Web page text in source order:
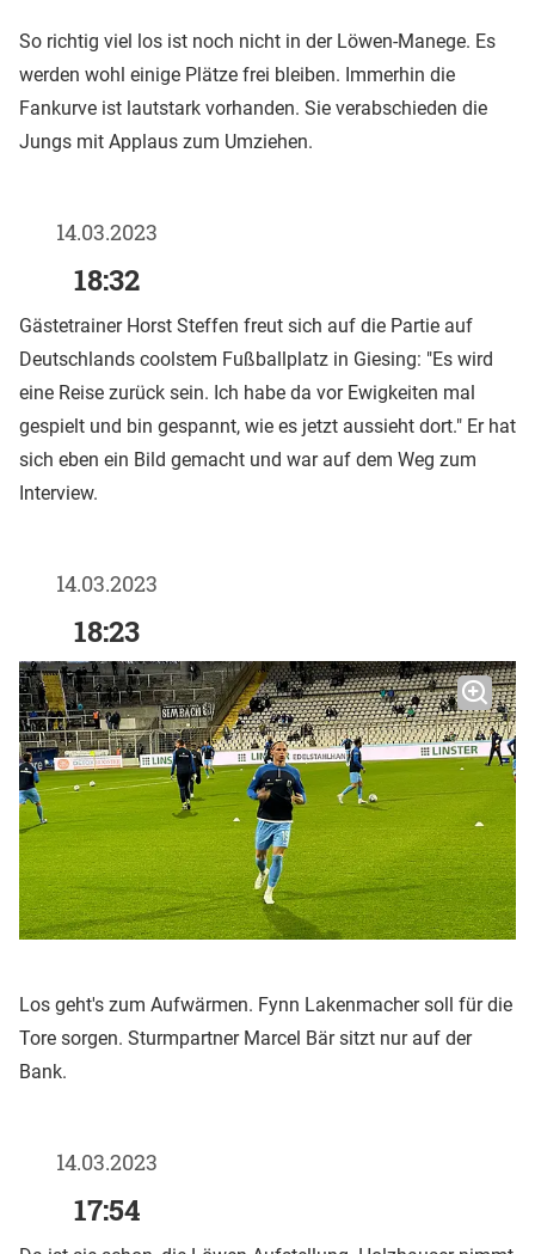
So richtig viel los ist noch nicht in der Löwen-Manege. Es
werden wohl einige Plätze frei bleiben. Immerhin die
Fankurve ist lautstark vorhanden. Sie verabschieden die
Jungs mit Applaus zum Umziehen.
14.03.2023
18:32
Gästetrainer Horst Steffen freut sich auf die Partie auf
Deutschlands coolstem Fußballplatz in Giesing: "Es wird
eine Reise zurück sein. Ich habe da vor Ewigkeiten mal
gespielt und bin gespannt, wie es jetzt aussieht dort." Er hat
sich eben ein Bild gemacht und war auf dem Weg zum
Interview.
14.03.2023
18:23
Los geht's zum Aufwärmen. Fynn Lakenmacher soll für die
Tore sorgen. Sturmpartner Marcel Bär sitzt nur auf der
Bank.
14.03.2023
17:54